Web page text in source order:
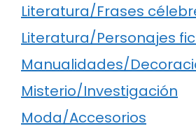
Literatura/Frases
Literatura/Personajes
Manualidades/
Misterio/Investigación
Moda/Accesorios